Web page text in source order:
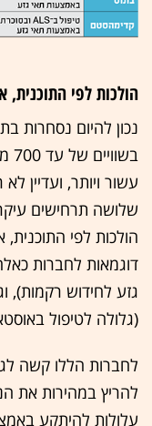
הולכות לפי
נכון להיום נסחרות
עשור ויותר, ועדיין
שלושה תרחישים
הולכות לפי
דוגמאות לחברות
גזע לחידוש רקמות),
(גלולה לטיפול
לחברות הללו קשה
להריץ במהירות את
עלולות להיתקע